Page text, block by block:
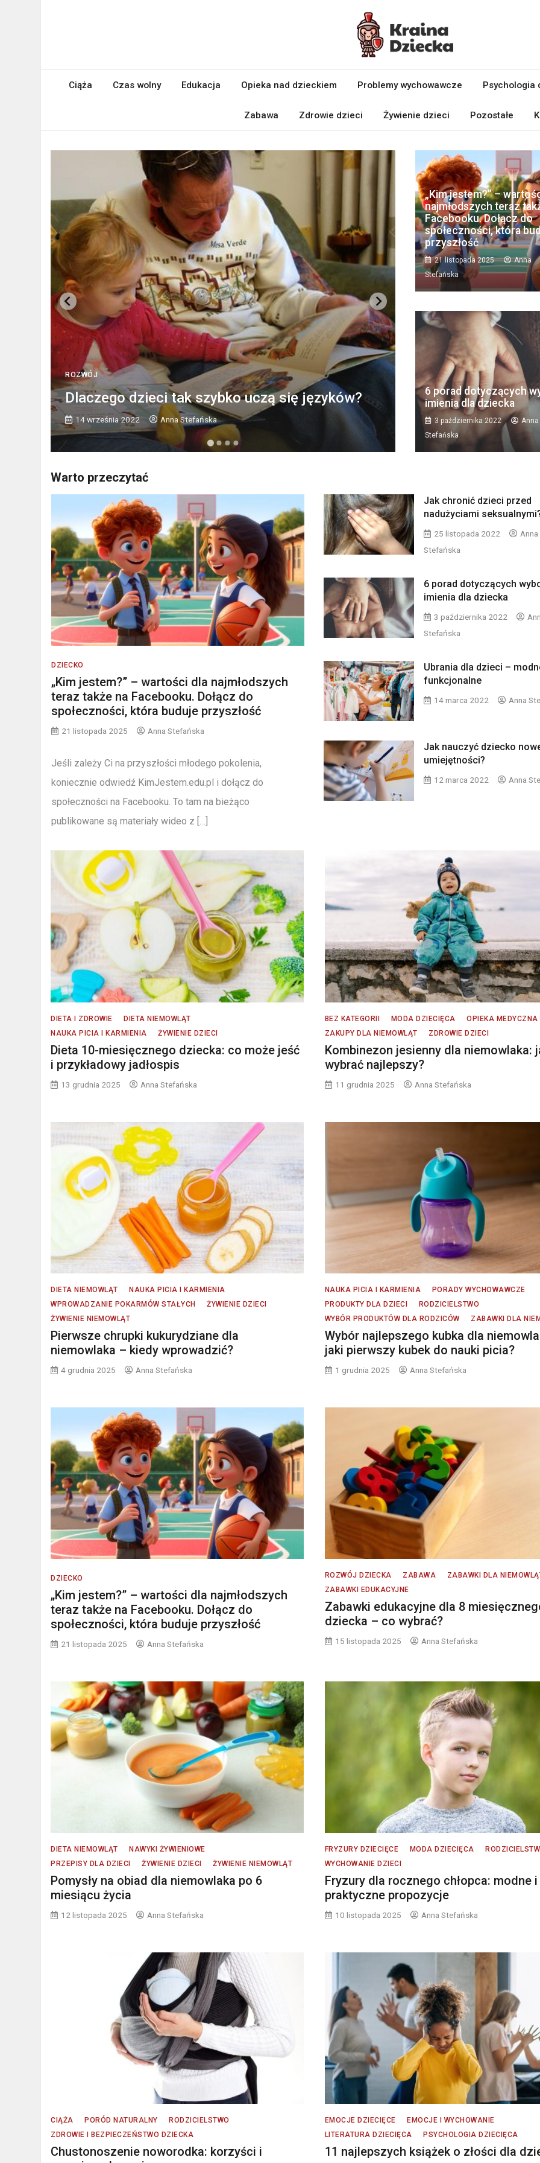
Kraina Dziecka
Ciąża Czas wolny Edukacja Opieka nad dzieckiem Problemy wychowawcze Psychologia
Zabawa Zdrowie dzieci Żywienie dzieci Pozostałe
ROZWÓJ
Dlaczego dzieci tak szybko uczą się języków?
14 września 2022 Anna Stefańska
ROZWÓJ
Jakie książki nie
13 marca 2022 Anna
„Kim jestem?” –
najmłodszych teraz
Facebooku. Dołącz do
społeczności, która
przyszłość
21 listopada 2025
Anna
Stefańska
6 porad dotyczących
imienia dla dziecka
3 października 2022
Anna
Stefańska
Warto przeczytać
DZIECKO
„Kim jestem?” – wartości dla najmłodszych
teraz także na Facebooku. Dołącz do
społeczności, która buduje przyszłość
21 listopada 2025 Anna Stefańska
Jeśli zależy Ci na przyszłości młodego pokolenia,
koniecznie odwiedź KimJestem.edu.pl i dołącz do
społeczności na Facebooku. To tam na bieżąco
publikowane są materiały wideo z […]
Jak chronić dzieci przed
nadużyciami
25 listopada 2022
Anna
Stefańska
6 porad dotyczących
imienia dla dziecka
3 października 2022
Stefańska
Ubrania dla dzieci –
funkcjonalne
14 marca 2022 Anna
Jak nauczyć dziecko
umiejętności?
12 marca 2022 Anna
DIETA I ZDROWIE
DIETA NIEMOWLĄT
NAUKA PICIA I KARMIENIA
ŻYWIENIE DZIECI
Dieta 10-miesięcznego dziecka: co może jeść
i przykładowy jadłospis
13 grudnia 2025 Anna Stefańska
BEZ KATEGORII MODA DZIECIĘCA
OPIEKA MEDYCZNA
ZAKUPY DLA NIEMOWLĄT
ZDROWIE DZIECI
Kombinezon jesienny dla niemowlaka:
wybrać najlepszy?
11 grudnia 2025 Anna Stefańska
DIETA NIEMOWLĄT
NAUKA PICIA I KARMIENIA
WPROWADZANIE POKARMÓW STAŁYCH
ŻYWIENIE DZIECI
ŻYWIENIE NIEMOWLĄT
Pierwsze chrupki kukurydziane dla
niemowlaka – kiedy wprowadzić?
4 grudnia 2025 Anna Stefańska
NAUKA PICIA I KARMIENIA
PORADY WYCHOWAWCZE
PRODUKTY DLA DZIECI
RODZICIELSTWO
WYBÓR PRODUKTÓW DLA RODZICÓW
ZABAWKI DLA
Wybór najlepszego kubka dla
jaki pierwszy kubek do nauki picia?
1 grudnia 2025 Anna Stefańska
DZIECKO
„Kim jestem?” – wartości dla najmłodszych
teraz także na Facebooku. Dołącz do
społeczności, która buduje przyszłość
21 listopada 2025 Anna Stefańska
ROZWÓJ DZIECKA ZABAWA
ZABAWKI DLA
ZABAWKI EDUKACYJNE
Zabawki edukacyjne dla 8
dziecka – co wybrać?
15 listopada 2025 Anna Stefańska
DIETA NIEMOWLĄT
NAWYKI ŻYWIENIOWE
PRZEPISY DLA DZIECI
ŻYWIENIE DZIECI ŻYWIENIE NIEMOWLĄT
Pomysły na obiad dla niemowlaka po 6
miesiącu życia
12 listopada 2025 Anna Stefańska
FRYZURY DZIECIĘCE MODA DZIECIĘCA
WYCHOWANIE DZIECI
Fryzury dla rocznego chłopca: modne i
praktyczne propozycje
10 listopada 2025 Anna Stefańska
CIĄŻA PORÓD NATURALNY
RODZICIELSTWO
ZDROWIE I BEZPIECZEŃSTWO DZIECKA
Chustonoszenie noworodka: korzyści i
EMOCJE DZIECIĘCE
EMOCJE I WYCHOWANIE
LITERATURA DZIECIĘCA
PSYCHOLOGIA DZIECIĘCA
11 najlepszych książek o złości dla